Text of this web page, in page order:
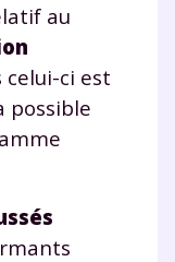
au
celui-ci est
possible